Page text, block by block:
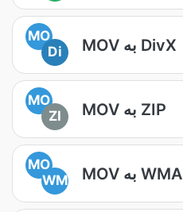
MO
Di
MOV به DivX
MO
ZI
MOV به ZIP
MO
WM
MOV به WMA